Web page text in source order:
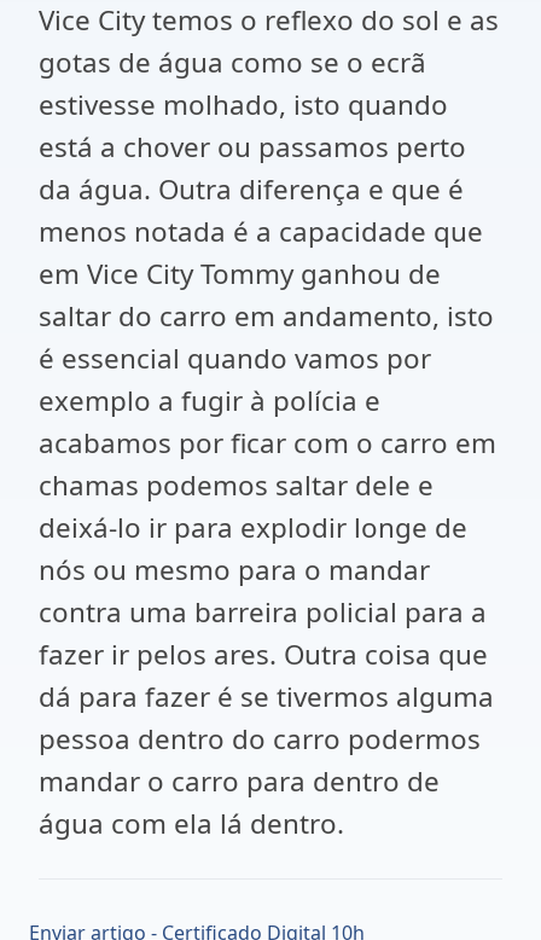
Vice City temos o reflexo do sol e as
gotas de água como se o ecrã
estivesse molhado, isto quando
está a chover ou passamos perto
da água. Outra diferença e que é
menos notada é a capacidade que
em Vice City Tommy ganhou de
saltar do carro em andamento, isto
é essencial quando vamos por
exemplo a fugir à polícia e
acabamos por ficar com o carro em
chamas podemos saltar dele e
deixá-lo ir para explodir longe de
nós ou mesmo para o mandar
contra uma barreira policial para a
fazer ir pelos ares. Outra coisa que
dá para fazer é se tivermos alguma
pessoa dentro do carro podermos
mandar o carro para dentro de
água com ela lá dentro.
Enviar artigo - Certificado Digital 10h